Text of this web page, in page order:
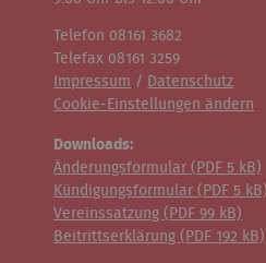
Telefon 08161 3682
Telefax 08161 3259
Impressum / Datenschutz
Cookie-Einstellungen ändern
Downloads:
Änderungsformular ( PDF 5 kB)
Kündigungsformular ( PDF 5 kB)
Vereinssatzung ( PDF 99 kB)
Beitrittserklärung ( PDF 192 kB)